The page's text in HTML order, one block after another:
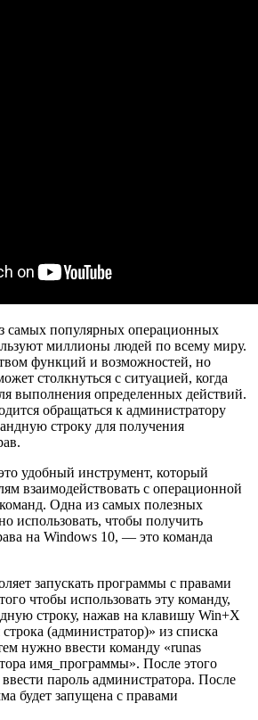
самых популярных операционных
миллионы людей по всему миру.
функций и возможностей, но
столкнуться с ситуацией, когда
выполнения определенных действий.
обращаться к администратору
строку для получения
удобный инструмент, который
взаимодействовать с операционной
Одна из самых полезных
использовать, чтобы получить
на Windows 10, — это команда
запускать программы с правами
чтобы использовать эту команду,
строку, нажав на клавишу Win+X
(администратор)» из списка
нужно ввести команду «runas
имя_программы». После этого
пароль администратора. После
будет запущена с правами